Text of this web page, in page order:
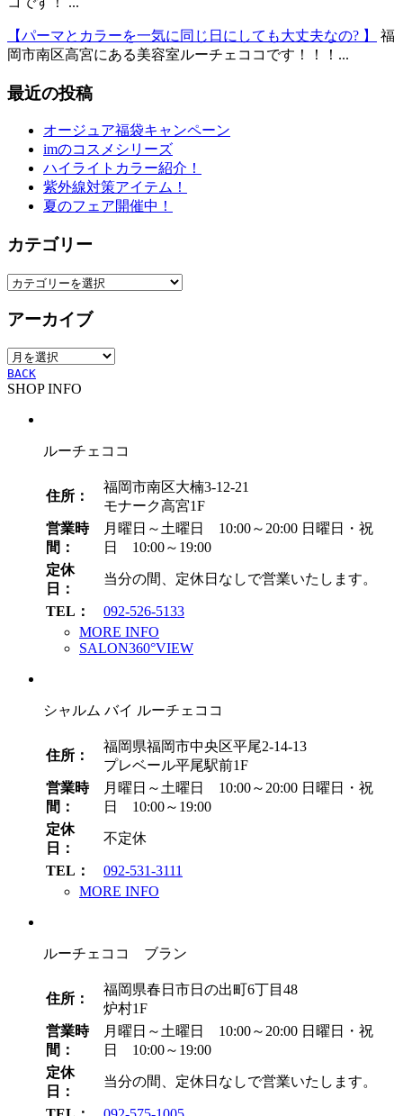
【パーマとカラーを一気に同じ日にしても大丈夫なの? 】
福
岡市南区高宮にある美容室ルーチェココです！！！...
最近の投稿
オージュア福袋キャンペーン
imのコスメシリーズ
ハイライトカラー紹介！
紫外線対策アイテム！
夏のフェア開催中！
カテゴリー
カ
ゴ
ー
アーカイブ
ア
ー
カ
BACK
SHOP INFO
ルーチェココ
住所：
福岡市南区大楠3-12-21
モナーク高宮1F
営業時
間：
月曜日～土曜日 10:00～20:00 日曜日・祝
日 10:00～19:00
定休
日：
当分の間、定休日なしで営業いたします。
TEL：
092-526-5133
MORE INFO
SALON360°VIEW
シャルム バイ ルーチェココ
住所：
福岡県福岡市中央区平尾2-14-13
プレベール平尾駅前1F
営業時
間：
月曜日～土曜日 10:00～20:00 日曜日・祝
日 10:00～19:00
定休
日：
不定休
TEL：
092-531-3111
MORE INFO
ルーチェココ ブラン
住所：
福岡県春日市日の出町6丁目48
炉村1F
営業時
間：
月曜日～土曜日 10:00～20:00 日曜日・祝
日 10:00～19:00
定休
日：
当分の間、定休日なしで営業いたします。